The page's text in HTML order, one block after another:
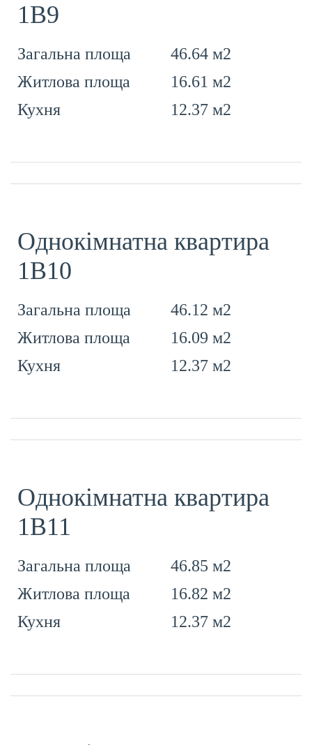
1В9
Загальна площа
46.64 м2
Житлова площа
16.61 м2
Кухня
12.37 м2
Однокімнатна квартира
1В10
Загальна площа
46.12 м2
Житлова площа
16.09 м2
Кухня
12.37 м2
Однокімнатна квартира
1В11
Загальна площа
46.85 м2
Житлова площа
16.82 м2
Кухня
12.37 м2